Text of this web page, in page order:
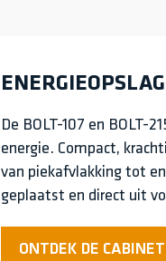
ENERGIEOPSLAG
De BOLT-107 en BOLT-
energie. Compact,
van piekafvlakking tot
geplaatst en direct uit
ONTDEK DE